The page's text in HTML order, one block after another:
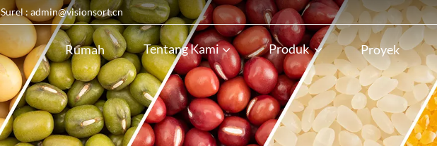
Surel : admin@visionsort.cn
Rumah Tentang Kami Produk Proyek